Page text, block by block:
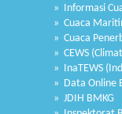
» Informasi
» Cuaca
» Cuaca
» CEWS
» InaTEWS
» Data Online
» JDIH BMKG